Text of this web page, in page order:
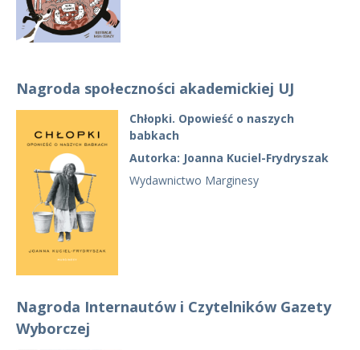
Nagroda społeczności akademickiej UJ
Chłopki. Opowieść o naszych
babkach
Autorka: Joanna Kuciel-Frydryszak
Wydawnictwo Marginesy
Nagroda Internautów i Czytelników Gazety
Wyborczej